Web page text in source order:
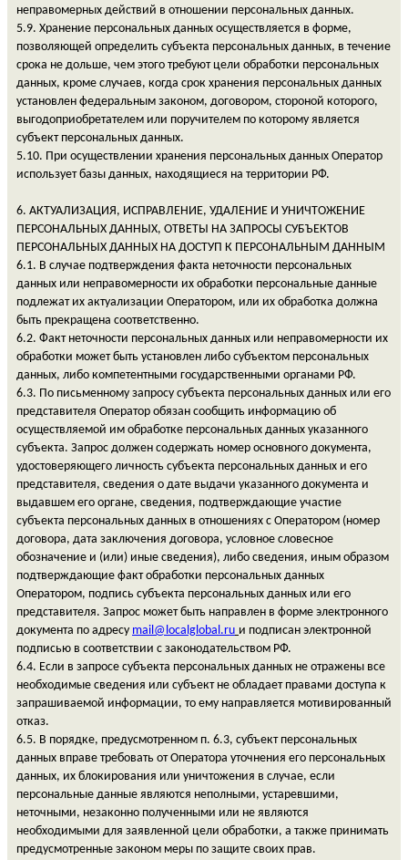
неправомерных действий в отношении персональных данных.
5.9. Хранение персональных данных осуществляется в форме,
позволяющей определить субъекта персональных данных, в течение
срока не дольше, чем этого требуют цели обработки персональных
данных, кроме случаев, когда срок хранения персональных данных
установлен федеральным законом, договором, стороной которого,
выгодоприобретателем или поручителем по которому является
субъект персональных данных.
5.10. При осуществлении хранения персональных данных Оператор
использует базы данных, находящиеся на территории РФ.
6. АКТУАЛИЗАЦИЯ, ИСПРАВЛЕНИЕ, УДАЛЕНИЕ И УНИЧТОЖЕНИЕ
ПЕРСОНАЛЬНЫХ ДАННЫХ, ОТВЕТЫ НА ЗАПРОСЫ СУБЪЕКТОВ
ПЕРСОНАЛЬНЫХ ДАННЫХ НА ДОСТУП К ПЕРСОНАЛЬНЫМ ДАННЫМ
6.1. В случае подтверждения факта неточности персональных
данных или неправомерности их обработки персональные данные
подлежат их актуализации Оператором, или их обработка должна
быть прекращена соответственно.
6.2. Факт неточности персональных данных или неправомерности их
обработки может быть установлен либо субъектом персональных
данных, либо компетентными государственными органами РФ.
6.3. По письменному запросу субъекта персональных данных или его
представителя Оператор обязан сообщить информацию об
осуществляемой им обработке персональных данных указанного
субъекта. Запрос должен содержать номер основного документа,
удостоверяющего личность субъекта персональных данных и его
представителя, сведения о дате выдачи указанного документа и
выдавшем его органе, сведения, подтверждающие участие
субъекта персональных данных в отношениях с Оператором (номер
договора, дата заключения договора, условное словесное
обозначение и (или) иные сведения), либо сведения, иным образом
подтверждающие факт обработки персональных данных
Оператором, подпись субъекта персональных данных или его
представителя. Запрос может быть направлен в форме электронного
документа по адресу mail@localglobal.ru и подписан электронной
подписью в соответствии с законодательством РФ.
6.4. Если в запросе субъекта персональных данных не отражены все
необходимые сведения или субъект не обладает правами доступа к
запрашиваемой информации, то ему направляется мотивированный
отказ.
6.5. В порядке, предусмотренном п. 6.3, субъект персональных
данных вправе требовать от Оператора уточнения его персональных
данных, их блокирования или уничтожения в случае, если
персональные данные являются неполными, устаревшими,
неточными, незаконно полученными или не являются
необходимыми для заявленной цели обработки, а также принимать
предусмотренные законом меры по защите своих прав.